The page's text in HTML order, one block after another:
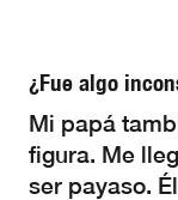
¿Fue algo
Mi papá
figura. Me
ser payaso.